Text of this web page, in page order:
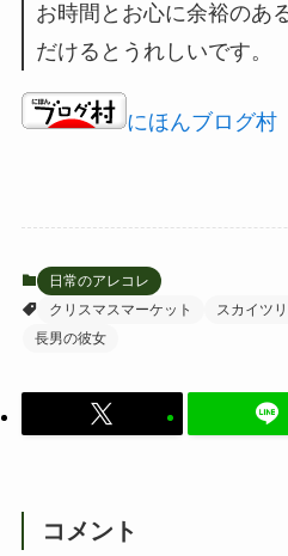
お時間とお心に余裕のあ
だけるとうれしいです。
にほんブログ村
日常のアレコレ
クリスマスマーケット
スカイツ
長男の彼女
コメント